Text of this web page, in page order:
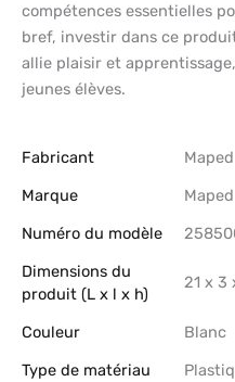
compétences essentielles
bref, investir dans ce
allie plaisir et
jeunes élèves.
Fabricant
‎Maped
Marque
‎Maped
Numéro du modèle
Dimensions du
produit (L x l x h)
‎21 x 3
Couleur
‎Blanc
Type de matériau